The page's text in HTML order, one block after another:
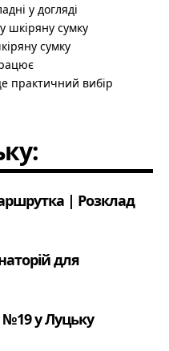
у догляді
шкіряну сумку
сумку
практичний вибір
| Розклад
для
у Луцьку